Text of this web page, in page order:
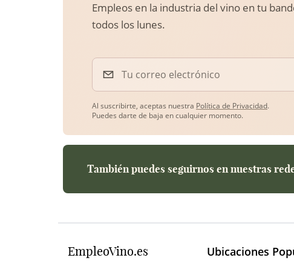
Empleos en la industria del vino en tu
todos los lunes.
Tu correo electrónico
Al suscribirte, aceptas nuestra Política de Privacidad.
Puedes darte de baja en cualquier momento.
También puedes seguirnos en nuestras
EmpleoVino.es Ubicaciones